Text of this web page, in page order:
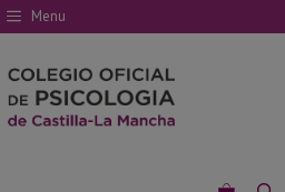
Menu